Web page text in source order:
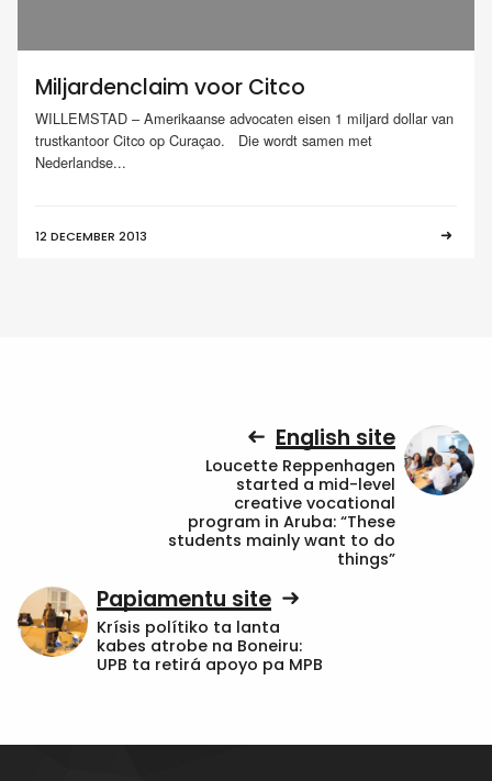
Miljardenclaim voor Citco
WILLEMSTAD – Amerikaanse advocaten eisen 1 miljard dollar van
trustkantoor Citco op Curaçao. Die wordt samen met
Nederlandse...
12 DECEMBER 2013
English site
Loucette Reppenhagen
started a mid-level
creative vocational
program in Aruba: “These
students mainly want to do
things”
Papiamentu site
Krísis polítiko ta lanta
kabes atrobe na Boneiru:
UPB ta retirá apoyo pa MPB